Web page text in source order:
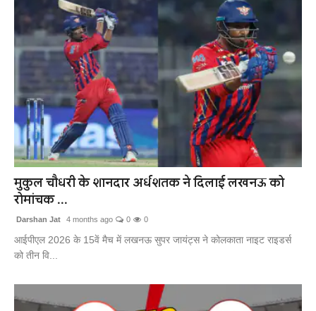
मुकुल चौधरी के शानदार अर्धशतक ने दिलाई लखनऊ को
रोमांचक ...
Darshan Jat 4 months ago 0 0
आईपीएल 2026 के 15वें मैच में लखनऊ सुपर जायंट्स ने कोलकाता नाइट राइडर्स
को तीन वि...